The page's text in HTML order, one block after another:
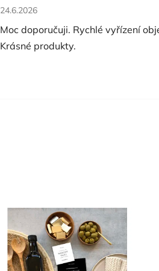
Hodnocení obchodu je 5 z 5
24.6.2026
Moc doporučuji. Rychlé vyřízení
Krásné produkty.